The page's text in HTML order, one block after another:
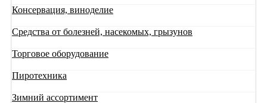
Консервация, виноделие
Средства от болезней, насекомых, грызунов
Торговое оборудование
Пиротехника
Зимний ассортимент